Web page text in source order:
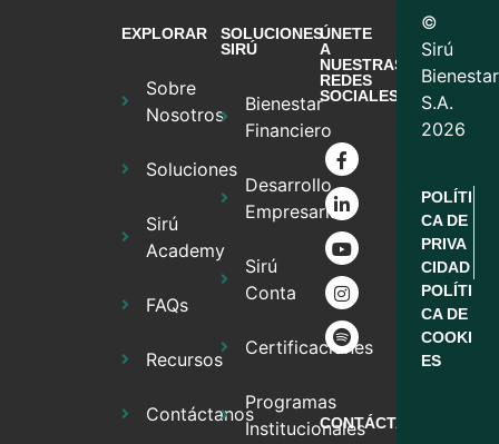
EXPLORAR
Sobre
Nosotros
Soluciones
Sirú
Academy
FAQs
Recursos
Contáctanos
SOLUCIONES
SIRÚ
Bienestar
Financiero
Desarrollo
Empresarial
Sirú
Conta
Certificaciones
Programas
Institucionales
ÚNETE
A
NUESTRAS
REDES
SOCIALES
CONTÁCTANOS
©
Sirú
Bienestar
S.A.
2026
POLÍTI
CA DE
PRIVA
CIDAD
POLÍTI
CA DE
COOKI
ES